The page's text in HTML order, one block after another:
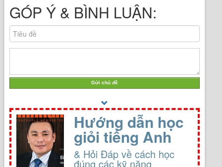
GÓP Ý & BÌNH LUẬN:
Gửi chủ đề
Hướng dẫn học
giỏi tiếng Anh
& Hỏi Đáp về cách học
đúng các kỹ năng